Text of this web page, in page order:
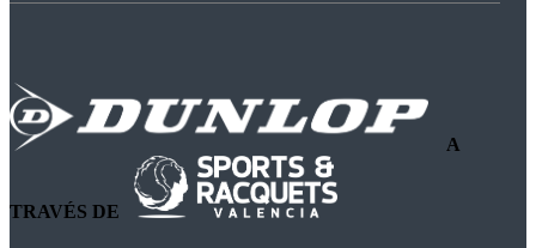
A
TRAVÉS DE